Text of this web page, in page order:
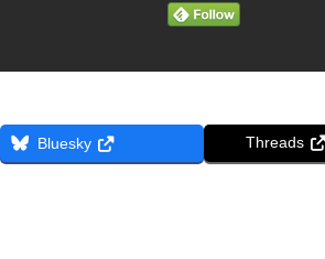
Bluesky Threads